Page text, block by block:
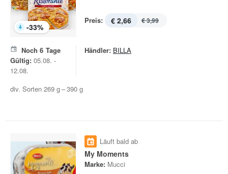
-33%
Preis: € 2,66 € 3,99
Noch 6 Tage
Gültig: 05.08. -
12.08.
Händler: BILLA
div. Sorten 269 g – 390 g
Läuft bald ab
My Moments
Marke: Mucci